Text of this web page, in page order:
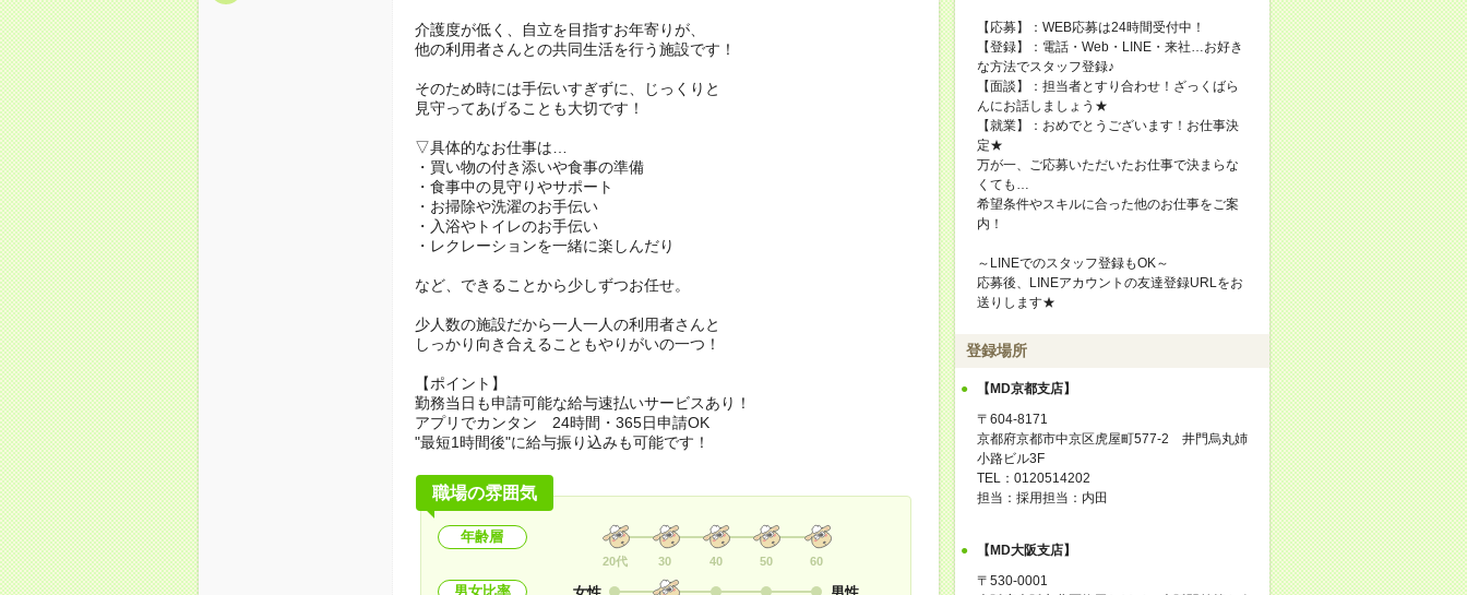
介護度が低く、自立を目指すお年寄りが、
他の利用者さんとの共同生活を行う施設です！
そのため時には手伝いすぎずに、じっくりと
見守ってあげることも大切です！
▽具体的なお仕事は…
・買い物の付き添いや食事の準備
・食事中の見守りやサポート
・お掃除や洗濯のお手伝い
・入浴やトイレのお手伝い
・レクレーションを一緒に楽しんだり
など、できることから少しずつお任せ。
少人数の施設だから一人一人の利用者さんと
しっかり向き合えることもやりがいの一つ！
【ポイント】
勤務当日も申請可能な給与速払いサービスあり！
アプリでカンタン 24時間・365日申請OK
"最短1時間後"に給与振り込みも可能です！
職場の雰囲気
年齢層
20代 30 40 50 60
男女比率
【応募】：WEB応募は24時間受付中！
【登録】：電話・Web・LINE・来社…お好き
な方法でスタッフ登録♪
【面談】：担当者とすり合わせ！ざっくばら
んにお話しましょう★
【就業】：おめでとうございます！お仕事決
定★
万が一、ご応募いただいたお仕事で決まらな
くても…
希望条件やスキルに合った他のお仕事をご案
内！
～LINEでのスタッフ登録もOK～
応募後、LINEアカウントの友達登録URLをお
送りします★
登録場所
【MD京都支店】
〒604-8171
京都府京都市中京区虎屋町577-2 井門烏丸姉
小路ビル3F
TEL：0120514202
担当：採用担当：内田
【MD大阪支店】
〒530-0001